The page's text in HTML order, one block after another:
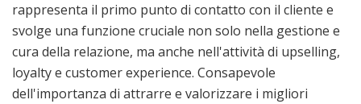
rappresenta il primo punto di contatto con il cliente e
svolge una funzione cruciale non solo nella gestione e
cura della relazione, ma anche nell'attività di upselling,
loyalty e customer experience. Consapevole
dell'importanza di attrarre e valorizzare i migliori